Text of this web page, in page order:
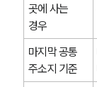
곳에 사는
경우
마지막 공통
주소지 기준